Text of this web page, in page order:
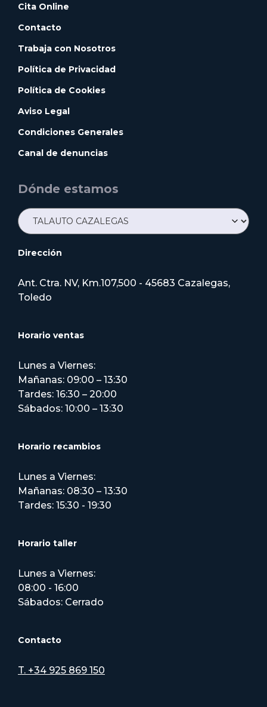
Cita Online
Contacto
Trabaja con Nosotros
Política de Privacidad
Política de Cookies
Aviso Legal
Condiciones Generales
Canal de denuncias
Dónde estamos
Dirección
Ant. Ctra. NV, Km.107,500 - 45683 Cazalegas,
Toledo
Horario ventas
Lunes a Viernes:
Mañanas: 09:00 – 13:30
Tardes: 16:30 – 20:00
Sábados: 10:00 – 13:30
Horario recambios
Lunes a Viernes:
Mañanas: 08:30 – 13:30
Tardes: 15:30 - 19:30
Horario taller
Lunes a Viernes:
08:00 - 16:00
Sábados: Cerrado
Contacto
T. +34 925 869 150